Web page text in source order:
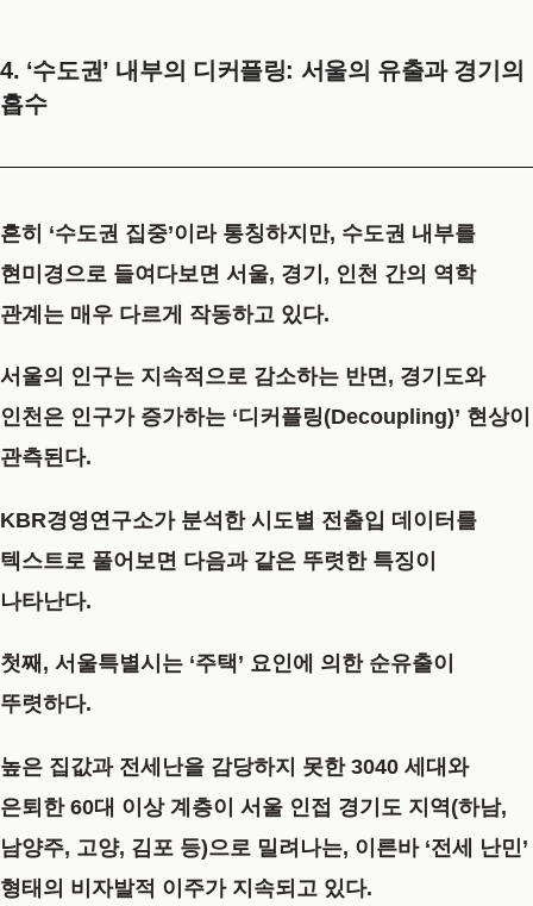
4. ‘수도권’ 내부의 디커플링: 서울의 유출과 경기의
흡수
흔히 ‘수도권 집중’이라 통칭하지만, 수도권 내부를
현미경으로 들여다보면 서울, 경기, 인천 간의 역학
관계는 매우 다르게 작동하고 있다.
서울의 인구는 지속적으로 감소하는 반면, 경기도와
인천은 인구가 증가하는 ‘디커플링(Decoupling)’ 현상이
관측된다.
KBR경영연구소가 분석한 시도별 전출입 데이터를
텍스트로 풀어보면 다음과 같은 뚜렷한 특징이
나타난다.
첫째, 서울특별시는 ‘주택’ 요인에 의한 순유출이
뚜렷하다.
높은 집값과 전세난을 감당하지 못한 3040 세대와
은퇴한 60대 이상 계층이 서울 인접 경기도 지역(하남,
남양주, 고양, 김포 등)으로 밀려나는, 이른바 ‘전세 난민’
형태의 비자발적 이주가 지속되고 있다.